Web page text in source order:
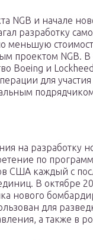
NGB и начале
разработку
меньшую
проектом NGB. В
Boeing и
для
на разработку
по
США каждый с
В октябре
нового
для
а также в